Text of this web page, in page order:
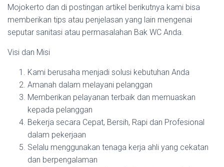
Mojokerto dan di postingan artikel berikutnya kami bisa
memberikan tips atau penjelasan yang lain mengenai
seputar sanitasi atau permasalahan Bak WC Anda.
Visi dan Misi
Kami berusaha menjadi solusi kebutuhan Anda
Amanah dalam melayani pelanggan
Memberikan pelayanan terbaik dan memuaskan
kepada pelanggan
Bekerja secara Cepat, Bersih, Rapi dan Profesional
dalam pekerjaan
Selalu menggunakan tenaga kerja ahli yang cekatan
dan berpengalaman